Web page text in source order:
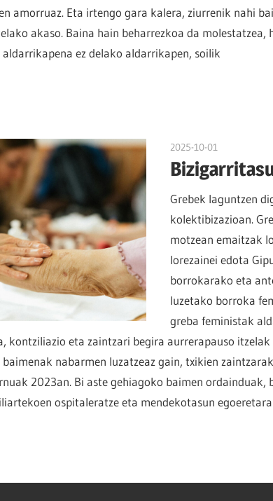
amorruaz. Eta irtengo gara kalera, ziurrenik nahi
akaso. Baina hain beharrezkoa da molestatzea,
ez delako aldarrikapen, soilik
2025-10-01
Grebek laguntzen
kolektibizazioan.
motzean emaitzak
lorezainei edota
borrokarako eta
luzetako borroka
greba feministak
kontziliazio eta zaintzari begira aurrerapauso
nabarmen luzatzeaz gain, txikien
2023an. Bi aste gehiagoko baimen ordainduak,
ospitaleratze eta mendekotasun